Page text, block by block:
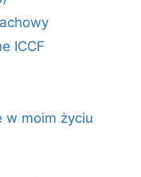
ICCF
w moim życiu